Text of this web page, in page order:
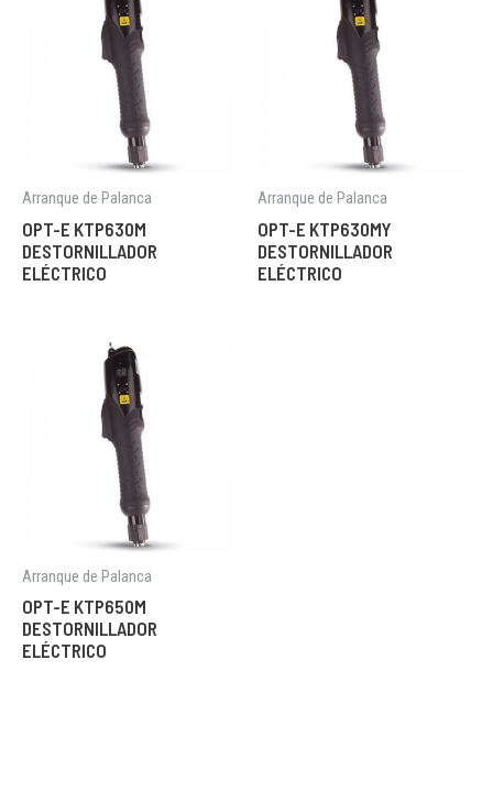
Arranque de Palanca
OPT-E KTP630M
DESTORNILLADOR
ELÉCTRICO
Arranque de Palanca
OPT-E KTP630MY
DESTORNILLADOR
ELÉCTRICO
Arranque de Palanca
OPT-E KTP650M
DESTORNILLADOR
ELÉCTRICO